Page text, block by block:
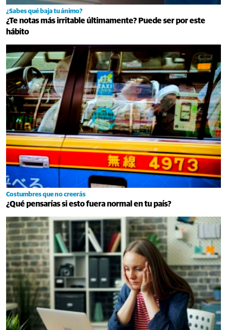
¿Sabes qué baja tu ánimo?
¿Te notas más irritable últimamente? Puede ser por este
hábito
Costumbres que no creerás
¿Qué pensarías si esto fuera normal en tu país?